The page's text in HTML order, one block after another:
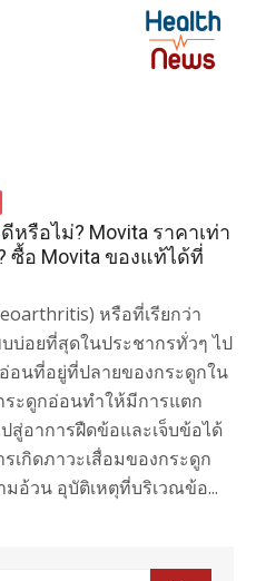
หรือไม่? Movita ราคาเท่า
ซื้อ Movita ของแท้ได้ที่
หรือที่เรียกว่า
บ่อยที่สุดในประชากรทั่วๆ ไป
อนที่อยู่ที่ปลายของกระดูกใน
ระดูกอ่อนทำให้มีการแตก
สู่อาการฝืดข้อและเจ็บข้อได้
เกิดภาวะเสื่อมของกระดูก
อ้วน อุบัติเหตุที่บริเวณข้อ...